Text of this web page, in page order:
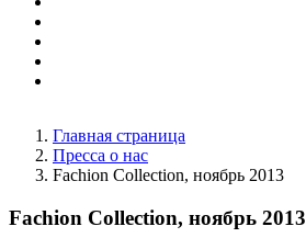
Главная страница
Пресса о нас
Fachion Collection, ноябрь 2013
Fachion Collection, ноябрь 2013